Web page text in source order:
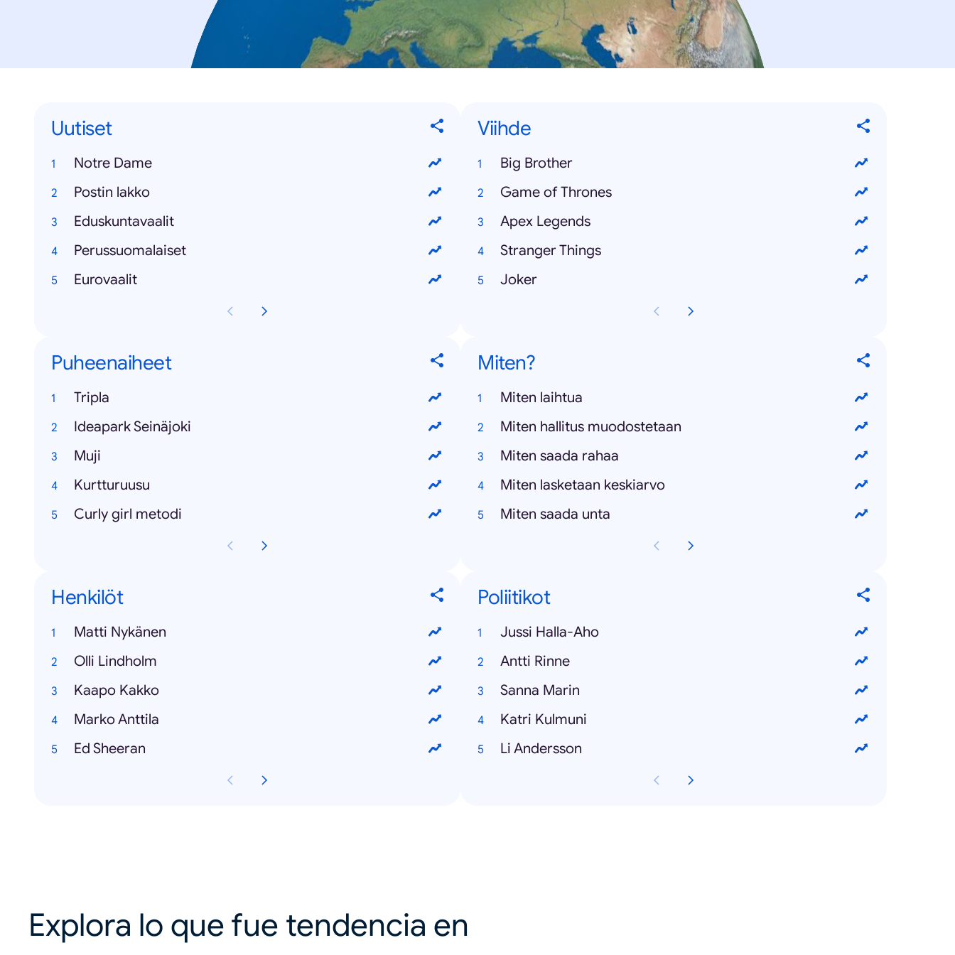
Uutiset
Notre Dame
Postin lakko
Eduskuntavaalit
Perussuomalaiset
Eurovaalit
Viihde
Big Brother
Game of Thrones
Apex Legends
Stranger Things
Joker
Puheenaiheet
Tripla
Ideapark Seinäjoki
Muji
Kurtturuusu
Curly girl metodi
Miten?
Miten laihtua
Miten hallitus muodostetaan
Miten saada rahaa
Miten lasketaan keskiarvo
Miten saada unta
Henkilöt
Matti Nykänen
Olli Lindholm
Kaapo Kakko
Marko Anttila
Ed Sheeran
Poliitikot
Jussi Halla-Aho
Antti Rinne
Sanna Marin
Katri Kulmuni
Li Andersson
Explora lo que fue tendencia en